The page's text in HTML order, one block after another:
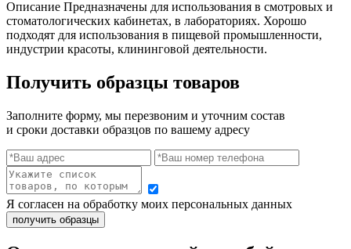
Описание Предназначены для использования в смотровых и
стоматологических кабинетах, в лабораториях. Хорошо
подходят для использования в пищевой промышленности,
индустрии красоты, клининговой деятельности.
Получить образцы товаров
Заполните форму, мы перезвоним и уточним состав
и сроки доставки образцов по вашему адресу
Я согласен на обработку моих персональных данных